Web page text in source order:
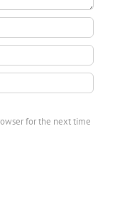
for the next time